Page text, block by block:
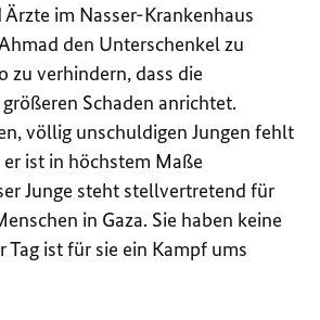
im Nasser-Krankenhaus
den Unterschenkel zu
zu verhindern, dass die
Schaden anrichtet.
völlig unschuldigen Jungen fehlt
ist in höchstem Maße
Junge steht stellvertretend für
in Gaza. Sie haben keine
Tag ist für sie ein Kampf ums